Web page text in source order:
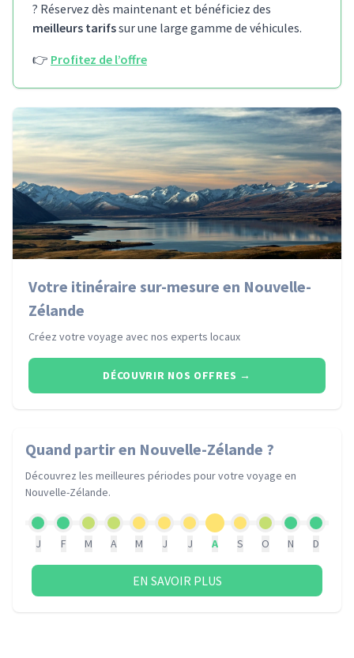
? Réservez dès maintenant et bénéficiez des
meilleurs tarifssur une large gamme de véhicules.
👉 Profitez de l’offre
Votre itinéraire sur-mesure en Nouvelle-
Zélande
Créez votre voyage avec nos experts locaux
DÉCOUVRIR NOS OFFRES →
Quand partiren Nouvelle-Zélande ?
Découvrez les meilleures périodes pour votre voyage en
Nouvelle-Zélande.
J F M A M J J A S O N D
EN SAVOIR PLUS